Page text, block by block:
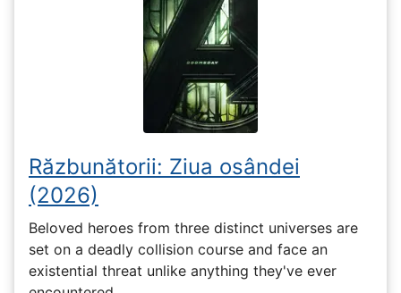
Răzbunătorii: Ziua osândei
(2026)
Beloved heroes from three distinct universes are
set on a deadly collision course and face an
existential threat unlike anything they've ever